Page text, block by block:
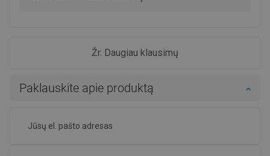
Žr. Daugiau klausimų
Paklauskite apie produktą